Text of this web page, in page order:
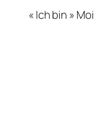
« Ich bin »